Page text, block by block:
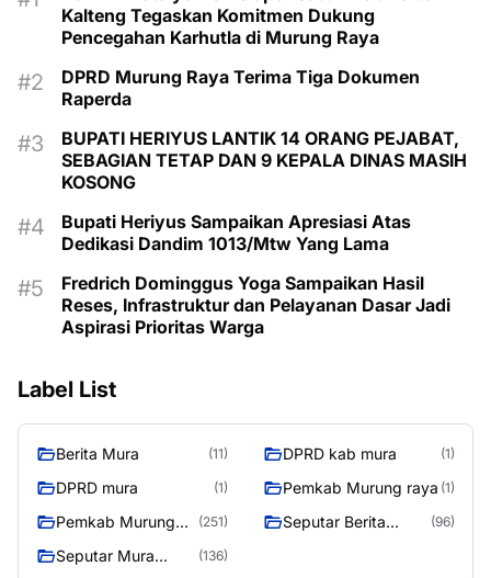
Kalteng Tegaskan Komitmen Dukung
Pencegahan Karhutla di Murung Raya
DPRD Murung Raya Terima Tiga Dokumen
Raperda
BUPATI HERIYUS LANTIK 14 ORANG PEJABAT,
SEBAGIAN TETAP DAN 9 KEPALA DINAS MASIH
KOSONG
Bupati Heriyus Sampaikan Apresiasi Atas
Dedikasi Dandim 1013/Mtw Yang Lama
Fredrich Dominggus Yoga Sampaikan Hasil
Reses, Infrastruktur dan Pelayanan Dasar Jadi
Aspirasi Prioritas Warga
Label List
Berita Mura (11) DPRD kab mura (1)
DPRD mura (1) Pemkab Murung raya (1)
Pemkab Murung
(251)
Seputar Berita
(96)
Seputar Mura
(136)